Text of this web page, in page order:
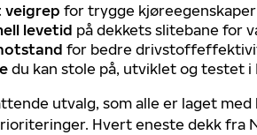
veigrep for trygge
levetid på dekkets slitebane for
for bedre
du kan stole på, utviklet og testet i
utvalg, som alle er laget
Hvert eneste dekk fra